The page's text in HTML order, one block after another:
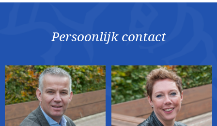
Persoonlijk contact